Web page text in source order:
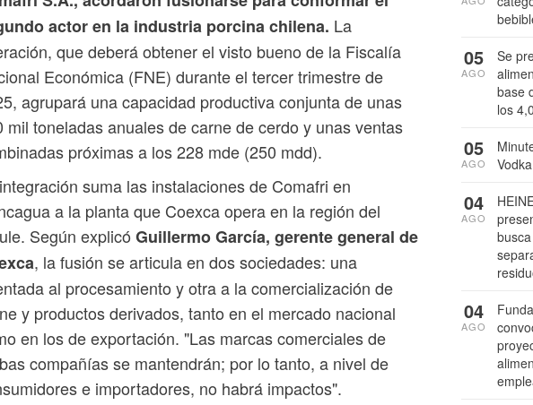
actor en la industria porcina chilena. La
que deberá obtener el visto bueno de la Fiscalía
Económica (FNE) durante el tercer trimestre de
agrupará una capacidad productiva conjunta de unas
mil toneladas anuales de carne de cerdo y unas ventas
próximas a los 228 mde (250 mdd).
suma las instalaciones de Comafri en
a la planta que Coexca opera en la región del
Según explicó Guillermo García, gerente general de
, la fusión se articula en dos sociedades: una
al procesamiento y otra a la comercialización de
y productos derivados, tanto en el mercado nacional
en los de exportación. "Las marcas comerciales de
compañías se mantendrán; por lo tanto, a nivel de
e importadores, no habrá impactos".
Se
base
los
05
AGO
05
AGO
04
AGO
04
AGO